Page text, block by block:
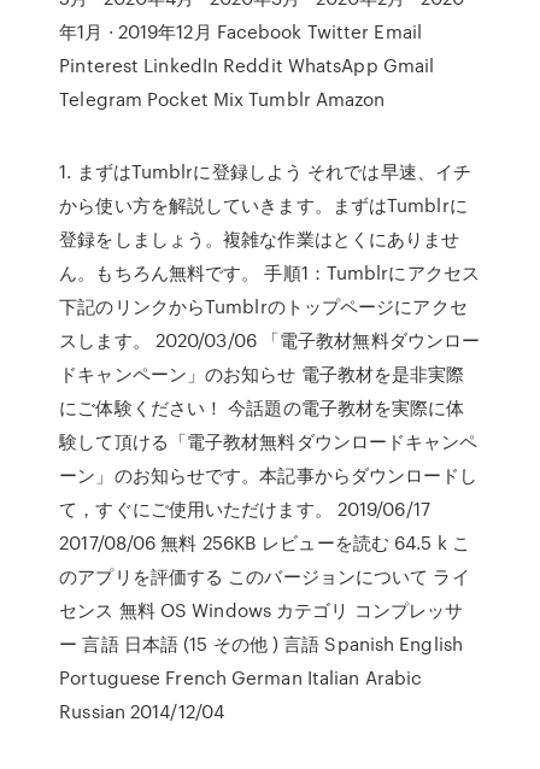
年1月 · 2019年12月 Facebook Twitter Email
Pinterest LinkedIn Reddit WhatsApp Gmail
Telegram Pocket Mix Tumblr Amazon
1. まずはTumblrに登録しよう それでは早速、イチ
から使い方を解説していきます。まずはTumblrに
登録をしましょう。複雑な作業はとくにありませ
ん。もちろん無料です。 手順1：Tumblrにアクセス
下記のリンクからTumblrのトップページにアクセ
スします。 2020/03/06 「電子教材無料ダウンロー
ドキャンペーン」のお知らせ 電子教材を是非実際
にご体験ください！ 今話題の電子教材を実際に体
験して頂ける「電子教材無料ダウンロードキャンペ
ーン」のお知らせです。本記事からダウンロードし
て，すぐにご使用いただけます。 2019/06/17
2017/08/06 無料 256KB レビューを読む 64.5 k こ
のアプリを評価する このバージョンについて ライ
センス 無料 OS Windows カテゴリ コンプレッサ
ー 言語 日本語 (15 その他 ) 言語 Spanish English
Portuguese French German Italian Arabic
Russian 2014/12/04